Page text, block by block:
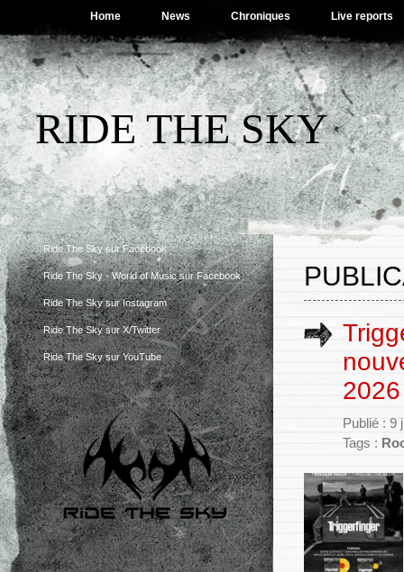
Home News Chroniques Live reports
RIDE THE SKY
Ride The Sky sur Facebook
Ride The Sky - World of Music sur Facebook
Ride The Sky sur Instagram
Ride The Sky sur X/Twitter
Ride The Sky sur YouTube
2026
Publié : 9
Tags :